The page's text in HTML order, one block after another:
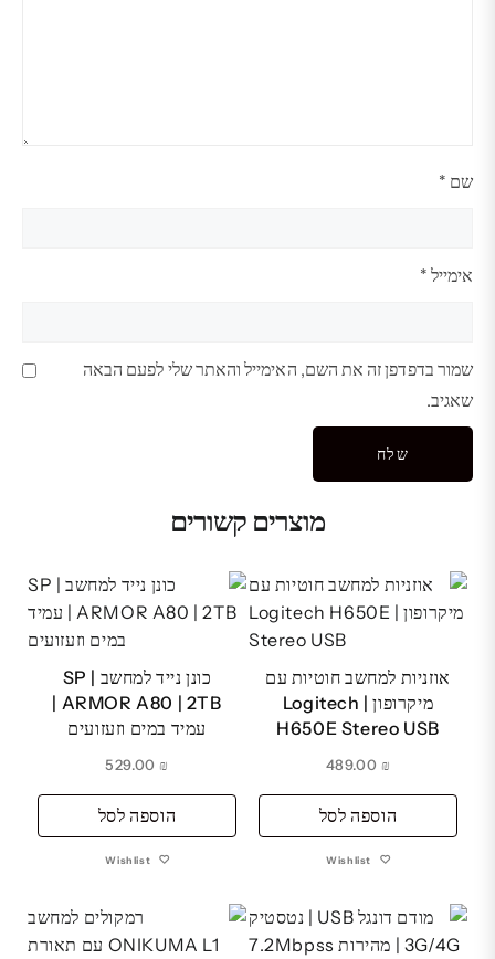
שם *
אימייל *
שמור בדפדפן זה את השם, האימייל והאתר שלי לפעם הבאה
שאגיב.
מוצרים קשורים
אוזניות למחשב חוטיות עם
מיקרופון | Logitech
H650E Stereo USB
₪
הוספה לסל
Wishlist
כונן נייד למחשב | SP
ARMOR A80 | 2TB |
עמיד במים וזעזועים
₪
הוספה לסל
Wishlist